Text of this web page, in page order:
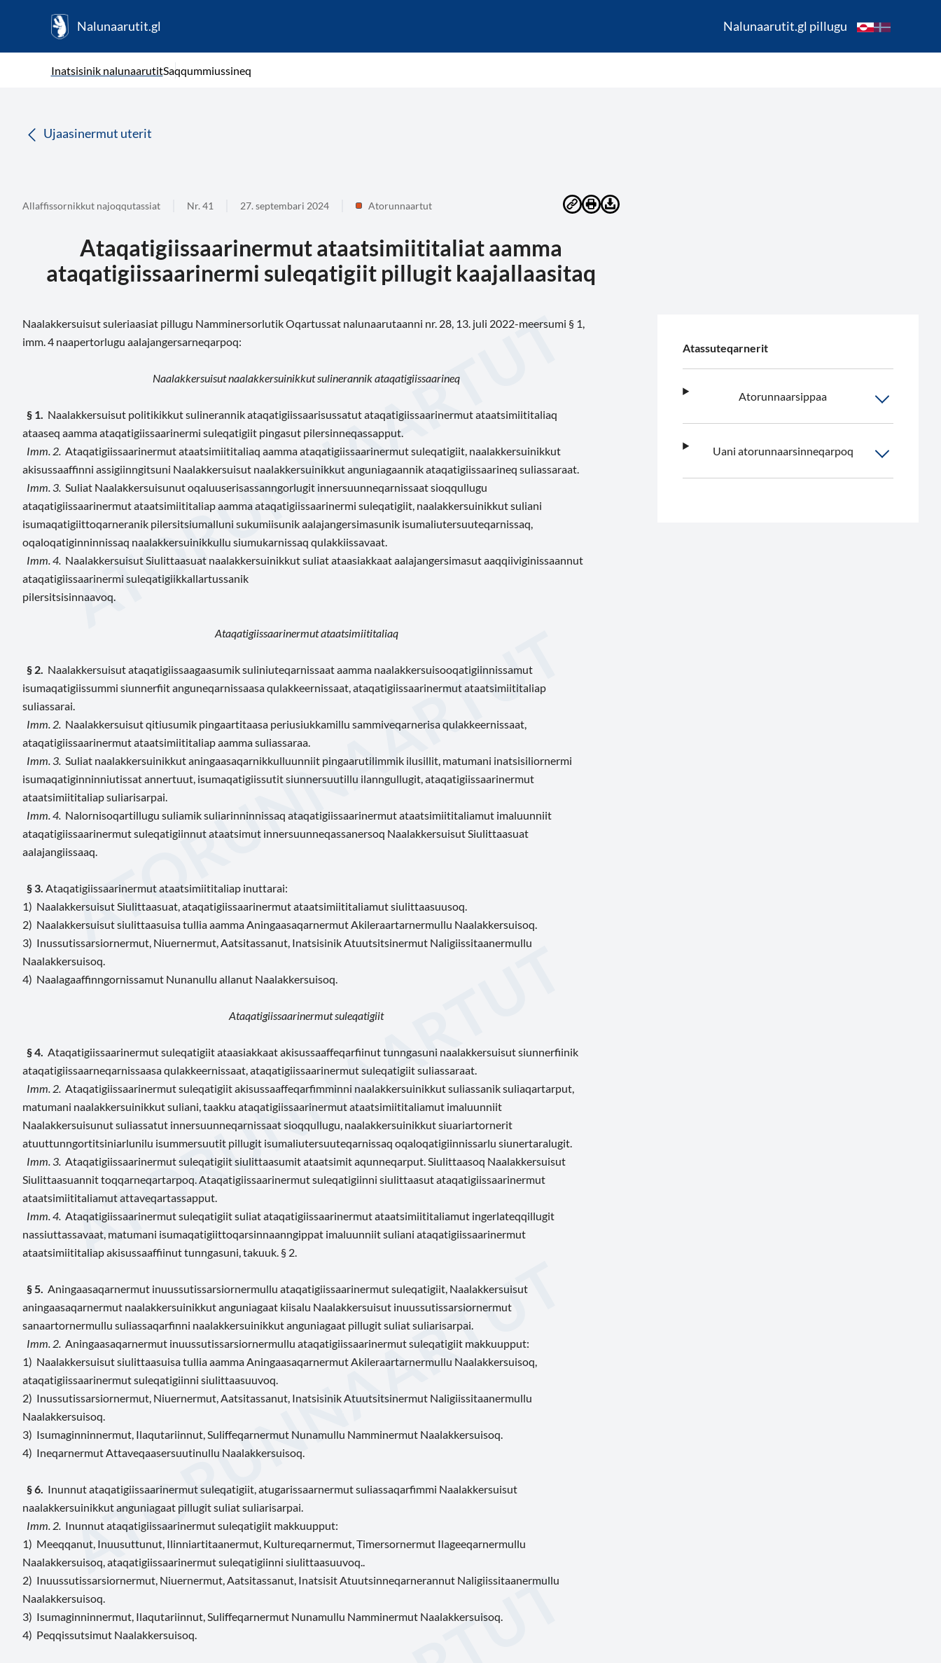
Nalunaarutit.gl Nalunaarutit.gl pillugu
Inatsisinik nalunaarutitSaqqummiussineq
Ujaasinermut uterit
Allaffissornikkut najoqqutassiat Nr. 41 27. septembari 2024 Atorunnaartut
Ataqatigiissaarinermut ataatsimiititaliat aamma
ataqatigiissaarinermi suleqatigiit pillugit kaajallaasitaq
Naalakkersuisut suleriaasiat pillugu Namminersorlutik Oqartussat nalunaarutaanni nr. 28, 13. juli 2022-meersumi § 1,
imm. 4 naapertorlugu aalajangersarneqarpoq:
Naalakkersuisut naalakkersuinikkut sulinerannik ataqatigiissaarineq
§ 1. Naalakkersuisut politikikkut sulinerannik ataqatigiissaarisussatut ataqatigiissaarinermut ataatsimiititaliaq
ataaseq aamma ataqatigiissaarinermi suleqatigiit pingasut pilersinneqassapput.
Imm. 2. Ataqatigiissaarinermut ataatsimiititaliaq aamma ataqatigiissaarinermut suleqatigiit, naalakkersuinikkut
akisussaaffinni assigiinngitsuni Naalakkersuisut naalakkersuinikkut anguniagaannik ataqatigiissaarineq suliassaraat.
Imm. 3. Suliat Naalakkersuisunut oqaluuserisassanngorlugit innersuunneqarnissaat sioqqullugu
ataqatigiissaarinermut ataatsimiititaliap aamma ataqatigiissaarinermi suleqatigiit, naalakkersuinikkut suliani
isumaqatigiittoqarneranik pilersitsiumalluni sukumiisunik aalajangersimasunik isumaliutersuuteqarnissaq,
oqaloqatiginninnissaq naalakkersuinikkullu siumukarnissaq qulakkiissavaat.
Imm. 4. Naalakkersuisut Siulittaasuat naalakkersuinikkut suliat ataasiakkaat aalajangersimasut aaqqiiviginissaannut
ataqatigiissaarinermi suleqatigiikkallartussanik
pilersitsisinnaavoq.
Ataqatigiissaarinermut ataatsimiititaliaq
§ 2. Naalakkersuisut ataqatigiissaagaasumik suliniuteqarnissaat aamma naalakkersuisooqatigiinnissamut
isumaqatigiissummi siunnerfiit anguneqarnissaasa qulakkeernissaat, ataqatigiissaarinermut ataatsimiititaliap
suliassarai.
Imm. 2. Naalakkersuisut qitiusumik pingaartitaasa periusiukkamillu sammiveqarnerisa qulakkeernissaat,
ataqatigiissaarinermut ataatsimiititaliap aamma suliassaraa.
Imm. 3. Suliat naalakkersuinikkut aningaasaqarnikkulluunniit pingaarutilimmik ilusillit, matumani inatsisiliornermi
isumaqatiginninniutissat annertuut, isumaqatigiissutit siunnersuutillu ilanngullugit, ataqatigiissaarinermut
ataatsimiititaliap suliarisarpai.
Imm. 4. Nalornisoqartillugu suliamik suliarinninnissaq ataqatigiissaarinermut ataatsimiititaliamut imaluunniit
ataqatigiissaarinermut suleqatigiinnut ataatsimut innersuunneqassanersoq Naalakkersuisut Siulittaasuat
aalajangiissaaq.
§ 3. Ataqatigiissaarinermut ataatsimiititaliap inuttarai:
1) Naalakkersuisut Siulittaasuat, ataqatigiissaarinermut ataatsimiititaliamut siulittaasuusoq.
2) Naalakkersuisut siulittaasuisa tullia aamma Aningaasaqarnermut Akileraartarnermullu Naalakkersuisoq.
3) Inussutissarsiornermut, Niuernermut, Aatsitassanut, Inatsisinik Atuutsitsinermut Naligiissitaanermullu
Naalakkersuisoq.
4) Naalagaaffinngornissamut Nunanullu allanut Naalakkersuisoq.
Ataqatigiissaarinermut suleqatigiit
§ 4. Ataqatigiissaarinermut suleqatigiit ataasiakkaat akisussaaffeqarfiinut tunngasuni naalakkersuisut siunnerfiinik
ataqatigiissaarneqarnissaasa qulakkeernissaat, ataqatigiissaarinermut suleqatigiit suliassaraat.
Imm. 2. Ataqatigiissaarinermut suleqatigiit akisussaaffeqarfimminni naalakkersuinikkut suliassanik suliaqartarput,
matumani naalakkersuinikkut suliani, taakku ataqatigiissaarinermut ataatsimiititaliamut imaluunniit
Naalakkersuisunut suliassatut innersuunneqarnissaat sioqqullugu, naalakkersuinikkut siuariartornerit
atuuttunngortitsiniarlunilu isummersuutit pillugit isumaliutersuuteqarnissaq oqaloqatigiinnissarlu siunertaralugit.
Imm. 3. Ataqatigiissaarinermut suleqatigiitsiulittaasumit ataatsimit aqunneqarput. Siulittaasoq Naalakkersuisut
Siulittaasuannit toqqarneqartarpoq. Ataqatigiissaarinermut suleqatigiinni siulittaasutataqatigiissaarinermut
ataatsimiititaliamut attaveqartassapput.
Imm. 4. Ataqatigiissaarinermut suleqatigiit suliat ataqatigiissaarinermut ataatsimiititaliamut ingerlateqqillugit
nassiuttassavaat, matumani isumaqatigiittoqarsinnaanngippat imaluunniit suliani ataqatigiissaarinermut
ataatsimiititaliap akisussaaffiinut tunngasuni, takuuk. § 2.
§ 5. Aningaasaqarnermut inuussutissarsiornermullu ataqatigiissaarinermut suleqatigiit, Naalakkersuisut
aningaasaqarnermut naalakkersuinikkut anguniagaat kiisalu Naalakkersuisut inuussutissarsiornermut
sanaartornermullu suliassaqarfinni naalakkersuinikkut anguniagaat pillugit suliat suliarisarpai.
Imm. 2. Aningaasaqarnermut inuussutissarsiornermullu ataqatigiissaarinermut suleqatigiit makkuupput:
1) Naalakkersuisut siulittaasuisa tullia aamma Aningaasaqarnermut Akileraartarnermullu Naalakkersuisoq,
ataqatigiissaarinermut suleqatigiinni siulittaasuuvoq.
2) Inussutissarsiornermut, Niuernermut, Aatsitassanut, Inatsisinik Atuutsitsinermut Naligiissitaanermullu
Naalakkersuisoq.
3) Isumaginninnermut, Ilaqutariinnut, Suliffeqarnermut Nunamullu Namminermut Naalakkersuisoq.
4) Ineqarnermut Attaveqaasersuutinullu Naalakkersuisoq.
§ 6. Inunnut ataqatigiissaarinermut suleqatigiit, atugarissaarnermut suliassaqarfimmi Naalakkersuisut
naalakkersuinikkut anguniagaat pillugit suliat suliarisarpai
Imm. 2. Inunnut ataqatigiissaarinermut suleqatigiit makkuupput:
1) Meeqqanut, Inuusuttunut, Ilinniartitaanermut, Kultureqarnermut, Timersornermut Ilageeqarnermullu
Naalakkersuisoq, ataqatigiissaarinermut suleqatigiinni siulittaasuuvoq..
2) Inuussutissarsiornermut, Niuernermut, Aatsitassanut, Inatsisit Atuutsinneqarnerannut Naligiissitaanermullu
Naalakkersuisoq.
3) Isumaginninnermut, Ilaqutariinnut, Suliffeqarnermut Nunamullu Namminermut Naalakkersuisoq.
4) Peqqissutsimut Naalakkersuisoq.
Atassuteqarnerit
Atorunnaarsippaa
Uani atorunnaarsinneqarpoq